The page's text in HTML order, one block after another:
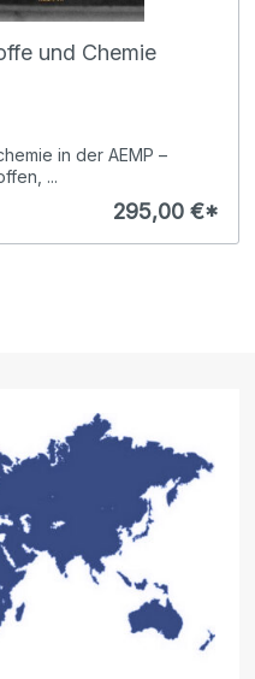
und Chemie
in der AEMP –
...
295,00 €*